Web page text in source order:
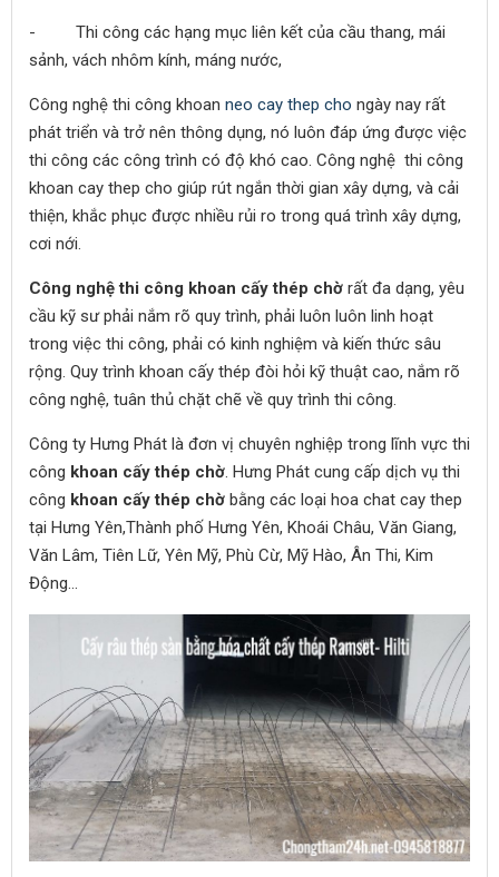
- Thi công các hạng mục liên kết của cầu thang, mái
sảnh, vách nhôm kính, máng nước,
Công nghệ thi công khoan neo cay thep cho ngày nay rất
phát triển và trở nên thông dụng, nó luôn đáp ứng được việc
thi công các công trình có độ khó cao. Công nghệ thi công
khoan cay thep cho giúp rút ngắn thời gian xây dựng, và cải
thiện, khắc phục được nhiều rủi ro trong quá trình xây dựng,
cơi nới.
Công nghệ thi công khoan cấy thép chờ rất đa dạng, yêu
cầu kỹ sư phải nắm rõ quy trình, phải luôn luôn linh hoạt
trong việc thi công, phải có kinh nghiệm và kiến thức sâu
rộng. Quy trình khoan cấy thép đòi hỏi kỹ thuật cao, nắm rõ
công nghệ, tuân thủ chặt chẽ về quy trình thi công.
Công ty Hưng Phát là đơn vị chuyên nghiệp trong lĩnh vực thi
công khoan cấy thép chờ. Hưng Phát cung cấp dịch vụ thi
công khoan cấy thép chờ bằng các loại hoa chat cay thep
tại Hưng Yên,Thành phố Hưng Yên, Khoái Châu, Văn Giang,
Văn Lâm, Tiên Lữ, Yên Mỹ, Phù Cừ, Mỹ Hào, Ân Thi, Kim
Động…